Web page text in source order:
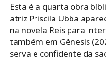
Esta é a quarta obra
atriz Priscila Ubba
na novela Reis para
também em Gênesis
serva e confidente da